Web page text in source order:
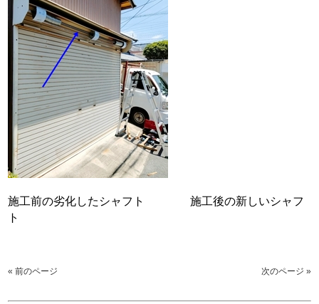
施工前の劣化したシャフト 施工後の新しいシャフ
ト
« 前のページ 次のページ »